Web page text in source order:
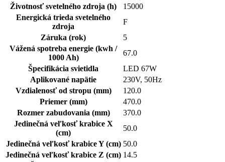
Životnosť svetelného zdroja (h)
15000
Energická trieda svetelného
zdroja
F
Záruka (rok)
5
Vážená spotreba energie (kwh /
1000 Ah)
67.0
Špecifikácia svietidla
LED 67W
Aplikované napätie
230V, 50Hz
Vzdialenosť od stropu (mm)
120.0
Priemer (mm)
470.0
Rozmer zabudovania (mm)
370.0
Jedinečná veľkosť krabice X
(cm)
50.0
Jedinečná veľkosť krabice Y (cm) 50.0
Jedinečná veľkosť krabice Z (cm) 14.5